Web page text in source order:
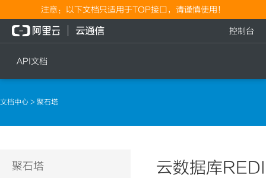
注意：以下文档只适用于TOP接口，请谨慎使用！
API文档
控制台
文档中心 > 聚石塔
聚石塔 云数据库